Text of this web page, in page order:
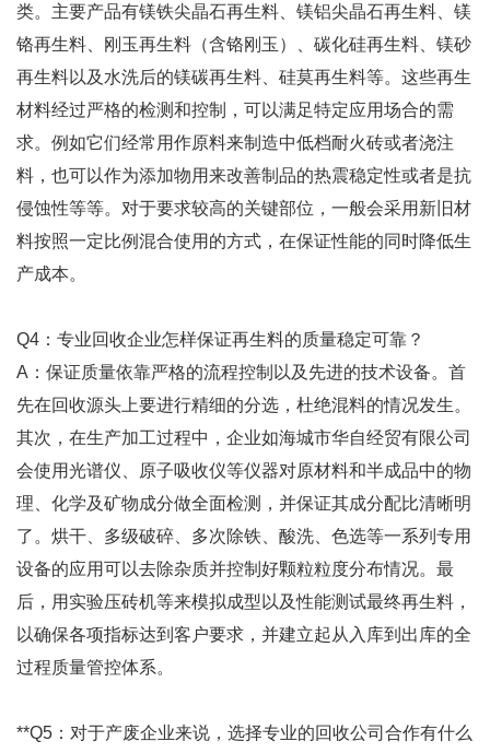
类。主要产品有镁铁尖晶石再生料、镁铝尖晶石再生料、镁
铬再生料、刚玉再生料（含铬刚玉）、碳化硅再生料、镁砂
再生料以及水洗后的镁碳再生料、硅莫再生料等。这些再生
材料经过严格的检测和控制，可以满足特定应用场合的需
求。例如它们经常用作原料来制造中低档耐火砖或者浇注
料，也可以作为添加物用来改善制品的热震稳定性或者是抗
侵蚀性等等。对于要求较高的关键部位，一般会采用新旧材
料按照一定比例混合使用的方式，在保证性能的同时降低生
产成本。
Q4：专业回收企业怎样保证再生料的质量稳定可靠？
A：保证质量依靠严格的流程控制以及先进的技术设备。首
先在回收源头上要进行精细的分选，杜绝混料的情况发生。
其次，在生产加工过程中，企业如海城市华自经贸有限公司
会使用光谱仪、原子吸收仪等仪器对原材料和半成品中的物
理、化学及矿物成分做全面检测，并保证其成分配比清晰明
了。烘干、多级破碎、多次除铁、酸洗、色选等一系列专用
设备的应用可以去除杂质并控制好颗粒粒度分布情况。最
后，用实验压砖机等来模拟成型以及性能测试最终再生料，
以确保各项指标达到客户要求，并建立起从入库到出库的全
过程质量管控体系。
**Q5：对于产废企业来说，选择专业的回收公司合作有什么